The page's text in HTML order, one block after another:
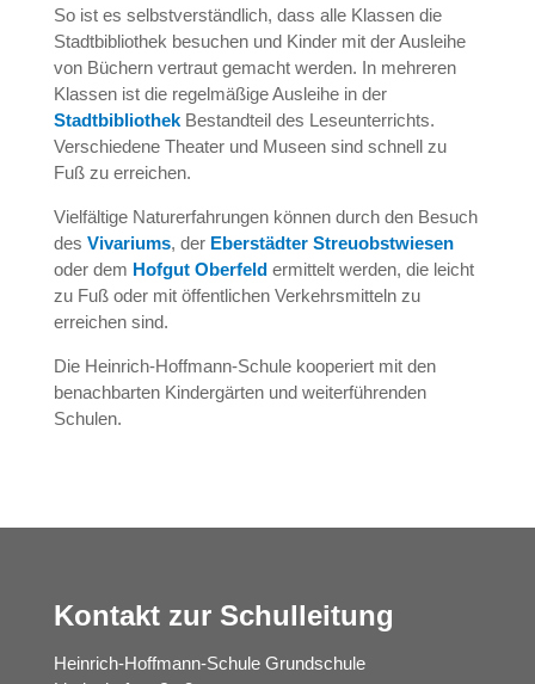
So ist es selbstverständlich, dass alle Klassen die
Stadtbibliothek besuchen und Kinder mit der Ausleihe
von Büchern vertraut gemacht werden. In mehreren
Klassen ist die regelmäßige Ausleihe in der
StadtbibliothekBestandteil des Leseunterrichts.
Verschiedene Theater und Museen sind schnell zu
Fuß zu erreichen.
Vielfältige Naturerfahrungen können durch den Besuch
des Vivariums, der Eberstädter Streuobstwiesen
oder dem Hofgut Oberfeldermittelt werden, die leicht
zu Fuß oder mit öffentlichen Verkehrsmitteln zu
erreichen sind.
Die Heinrich-Hoffmann-Schule kooperiert mit den
benachbarten Kindergärten und weiterführenden
Schulen.
Kontakt zur Schulleitung
Heinrich-Hoffmann-Schule Grundschule